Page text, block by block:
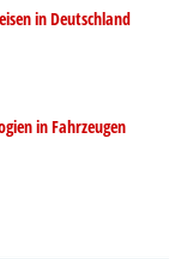
in Deutschland
in Fahrzeugen